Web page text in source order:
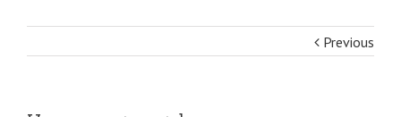
Previous